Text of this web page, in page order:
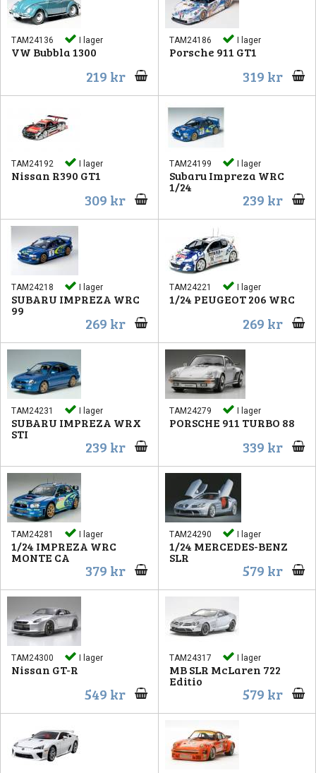
TAM24136 I lager
VW Bubbla 1300
219 kr
TAM24186 I lager
Porsche 911 GT1
319 kr
TAM24192 I lager
Nissan R390 GT1
309 kr
TAM24199 I lager
Subaru Impreza WRC
1/24
239 kr
TAM24218 I lager
SUBARU IMPREZA WRC
99
269 kr
TAM24221 I lager
1/24 PEUGEOT 206 WRC
269 kr
TAM24231 I lager
SUBARU IMPREZA WRX
STI
239 kr
TAM24279 I lager
PORSCHE 911 TURBO 88
339 kr
TAM24281 I lager
1/24 IMPREZA WRC
MONTE CA
379 kr
TAM24290 I lager
1/24 MERCEDES-BENZ
SLR
579 kr
TAM24300 I lager
Nissan GT-R
549 kr
TAM24317 I lager
MB SLR McLaren 722
Editio
579 kr